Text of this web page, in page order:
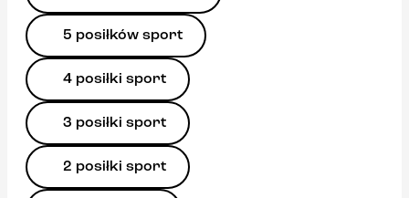
5 posiłków sport
4 posiłki sport
3 posiłki sport
2 posiłki sport